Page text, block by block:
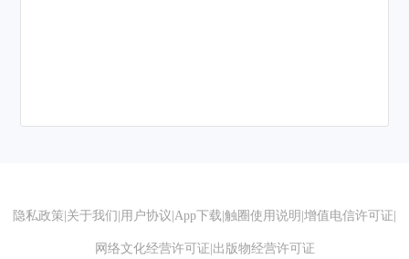
隐私政策 关于我们 用户协议 App下载 触圈使用说明 增值电信许可证
网络文化经营许可证 出版物经营许可证